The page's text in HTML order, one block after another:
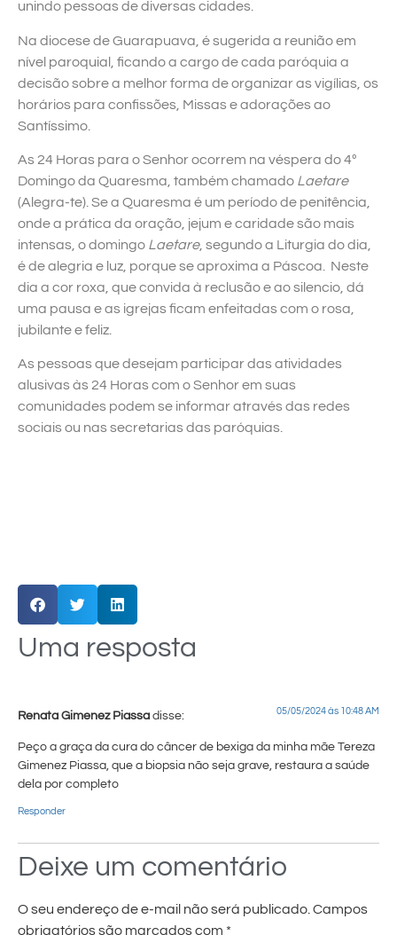
unindo pessoas de diversas cidades.
Na diocese de Guarapuava, é sugerida a reunião em
nível paroquial, ficando a cargo de cada paróquia a
decisão sobre a melhor forma de organizar as vigílias, os
horários para confissões, Missas e adorações ao
Santíssimo.
As 24 Horas para o Senhor ocorrem na véspera do 4º
Domingo da Quaresma, também chamado Laetare
(Alegra-te). Se a Quaresma é um período de penitência,
onde a prática da oração, jejum e caridade são mais
intensas, o domingo Laetare, segundo a Liturgia do dia,
é de alegria e luz, porque se aproxima a Páscoa. Neste
dia a cor roxa, que convida à reclusão e ao silencio, dá
uma pausa e as igrejas ficam enfeitadas com o rosa,
jubilante e feliz.
As pessoas que desejam participar das atividades
alusivas às 24 Horas com o Senhor em suas
comunidades podem se informar através das redes
sociais ou nas secretarias das paróquias.
Uma resposta
Renata Gimenez Piassa disse: 05/05/2024 às 10:48 AM
Peço a graça da cura do câncer de bexiga da minha mãe Tereza
Gimenez Piassa, que a biopsia não seja grave, restaura a saúde
dela por completo
Responder
Deixe um comentário
O seu endereço de e-mail não será publicado. Campos
obrigatórios são marcados com *